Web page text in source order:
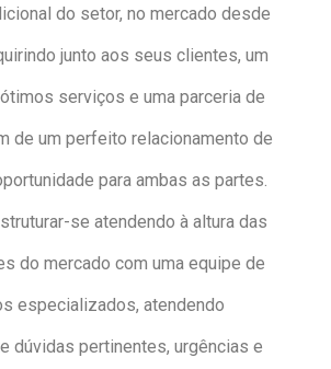
do setor, no mercado desde
junto aos seus clientes, um
serviços e uma parceria de
de um perfeito relacionamento de
para ambas as partes.
se atendendo à altura das
do mercado com uma equipe de
especializados, atendendo
dúvidas pertinentes, urgências e